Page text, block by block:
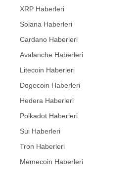
XRP Haberleri
Solana Haberleri
Cardano Haberleri
Avalanche Haberleri
Litecoin Haberleri
Dogecoin Haberleri
Hedera Haberleri
Polkadot Haberleri
Sui Haberleri
Tron Haberleri
Memecoin Haberleri